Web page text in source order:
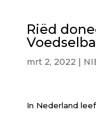
Riëd
mrt 2, 2022 |
In Nederland